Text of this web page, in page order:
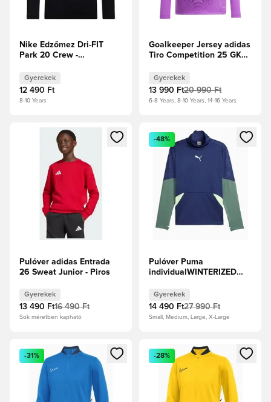
Nike Edzőmez Dri-FIT
Park 20 Crew -
Gyerekek
12 490 Ft
8-10 Years
Goalkeeper Jersey adidas
Tiro Competition 25 GK
Gyerekek
13 990 Ft20 990 Ft
6-8 Years, 8-10 Years, 14-16 Years
Megnyit egy modált a bejelentkezéshez vagy a tagként
Pulóver adidas Entrada
26 Sweat Junior - Piros
Gyerekek
13 490 Ft16 490 Ft
Sok méretben kapható
Megnyit egy modált a
-48%
Pulóver Puma
individualWINTERIZED
Gyerekek
14 490 Ft27 990 Ft
Small, Medium, Large, X-Large
Megnyit egy modált a bejelentkezéshez vagy a tagként
-31%
Megnyit egy modált a
-28%